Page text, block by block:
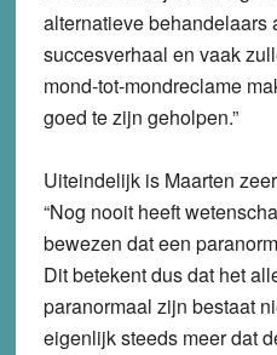
alternatieve behandelaars
succesverhaal en vaak
mond-tot-mondreclame
goed te zijn geholpen.”
Uiteindelijk is Maarten
“Nog nooit heeft
bewezen dat een
Dit betekent dus dat het
paranormaal zijn bestaat
eigenlijk steeds meer dat